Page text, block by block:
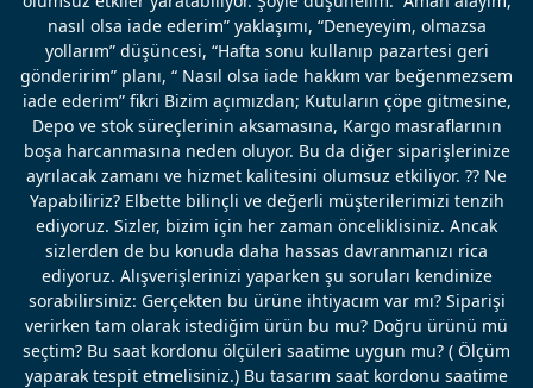
nasıl olsa iade ederim” yaklaşımı, “Deneyeyim, olmazsa
yollarım” düşüncesi, “Hafta sonu kullanıp pazartesi geri
gönderirim” planı, “ Nasıl olsa iade hakkım var beğenmezsem
iade ederim” fikri Bizim açımızdan; Kutuların çöpe gitmesine,
Depo ve stok süreçlerinin aksamasına, Kargo masraflarının
boşa harcanmasına neden oluyor. Bu da diğer siparişlerinize
ayrılacak zamanı ve hizmet kalitesini olumsuz etkiliyor. ?? Ne
Yapabiliriz? Elbette bilinçli ve değerli müşterilerimizi tenzih
ediyoruz. Sizler, bizim için her zaman önceliklisiniz. Ancak
sizlerden de bu konuda daha hassas davranmanızı rica
ediyoruz. Alışverişlerinizi yaparken şu soruları kendinize
sorabilirsiniz: Gerçekten bu ürüne ihtiyacım var mı? Siparişi
verirken tam olarak istediğim ürün bu mu? Doğru ürünü mü
seçtim? Bu saat kordonu ölçüleri saatime uygun mu? ( Ölçüm
yaparak tespit etmelisiniz.) Bu tasarım saat kordonu saatime